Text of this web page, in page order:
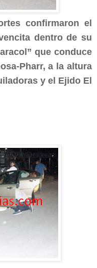
confirmaron el
dentro de su
que conduce
Pharr, a la altura
y el Ejido El